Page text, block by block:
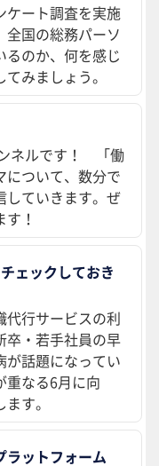
ケート調査を実施
全国の総務パーソ
るのか、何を感じ
みましょう。
ネルです！ 「働
について、数分で
していきます。ぜ
！
ェックしておき
代行サービスの利
卒・若手社員の早
が話題になってい
重なる6月に向
す。
ットフォーム